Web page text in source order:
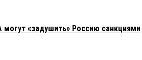
«задушить» Россию санкциями